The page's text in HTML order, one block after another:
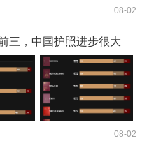
08-02
三，中国护照进步很大
08-02